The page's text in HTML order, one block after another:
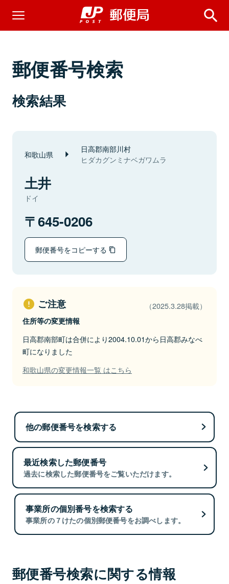
郵便番号検索
検索結果
和歌山県 日高郡南部川村
ヒダカグンミナベガワムラ
土井
ドイ
645-0206
郵便番号をコピーする
ご注意 （2025.3.28掲載）
住所等の変更情報
日高郡南部町は合併により2004.10.01から日高郡みなべ
町になりました
和歌山県の変更情報一覧 はこちら
他の郵便番号を検索する
最近検索した郵便番号
過去に検索した郵便番号をご覧いただけます。
事業所の個別番号を検索する
事業所の７けたの個別郵便番号をお調べします。
郵便番号検索に関する情報